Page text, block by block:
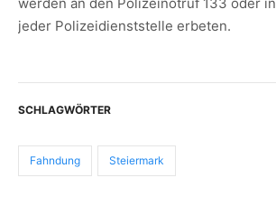
jeder Polizeidienststelle erbeten.
SCHLAGWÖRTER
Fahndung Steiermark